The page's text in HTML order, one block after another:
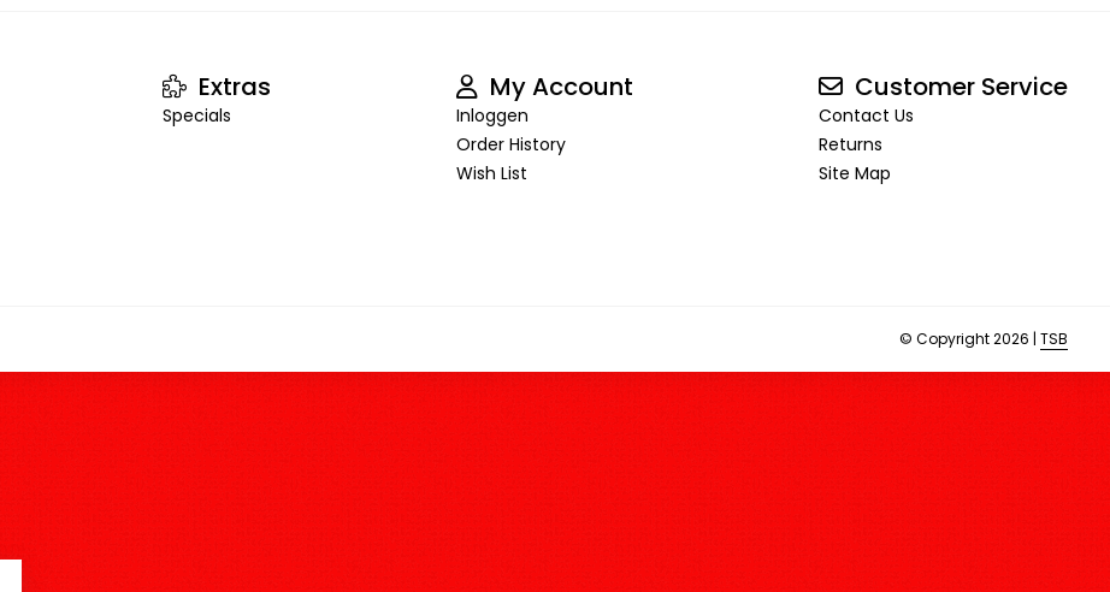
Extras
Specials
My Account
Inloggen
Order History
Wish List
Customer Service
Contact Us
Returns
Site Map
© Copyright 2026 | TSB